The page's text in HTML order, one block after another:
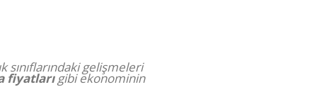
gelişmeleri
fiyatlarıgibi ekonominin